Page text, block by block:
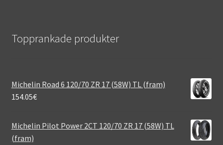
Topprankade produkter
Michelin Road 6 120/70 ZR 17 (58W) TL (fram)
154.05€
Michelin Pilot Power 2CT 120/70 ZR 17 (58W) TL
(fram)